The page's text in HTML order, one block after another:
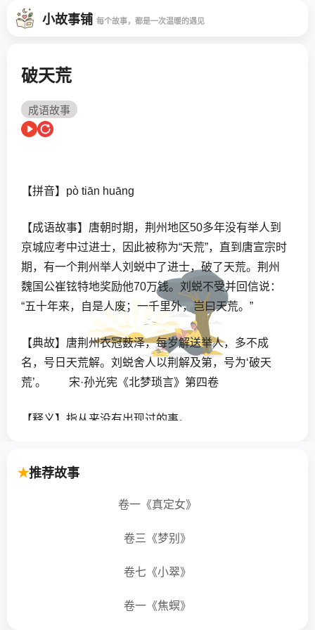
小故事铺 每个故事，都是一次温暖的遇见
破天荒
成语故事
【拼音】pò tiān huāng
【成语故事】唐朝时期，荆州地区50多年没有举人到
京城应考中过进士，因此被称为“天荒”，直到唐宣宗时
期，有一个荆州举人刘蜕中了进士，破了天荒。荆州
魏国公崔铉特地奖励他70万钱。刘蜕不受并回信说：
“五十年来，自是人废；一千里外，岂曰天荒。”
【典故】唐荆州衣冠薮泽，每岁解送举人，多不成
名，号日天荒解。刘蜕舍人以荆解及第，号为‘破天
荒’。 宋·孙光宪《北梦琐言》第四卷
【释义】指从来没有出现过的事。
【押韵词】人谋不臧、捉贼捉赃，捉奸捉双、搅海翻
推荐故事
卷一《真定女》
卷三《梦别》
卷七《小翠》
卷一《焦螟》